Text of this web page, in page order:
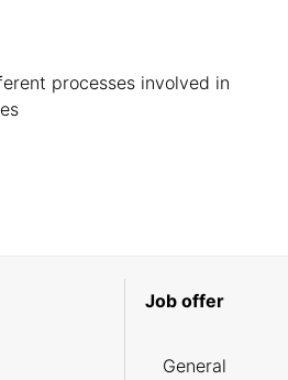
processes involved in
Job offer
General